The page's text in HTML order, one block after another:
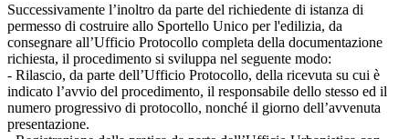
Successivamente l’inoltro da parte del richiedente di istanza di
permesso di costruire allo Sportello Unico per l'edilizia, da
consegnare all’Ufficio Protocollo completa della documentazione
richiesta, il procedimento si sviluppa nel seguente modo:
- Rilascio, da parte dell’Ufficio Protocollo, della ricevuta su cui è
indicato l’avvio del procedimento, il responsabile dello stesso ed il
numero progressivo di protocollo, nonché il giorno dell’avvenuta
presentazione.